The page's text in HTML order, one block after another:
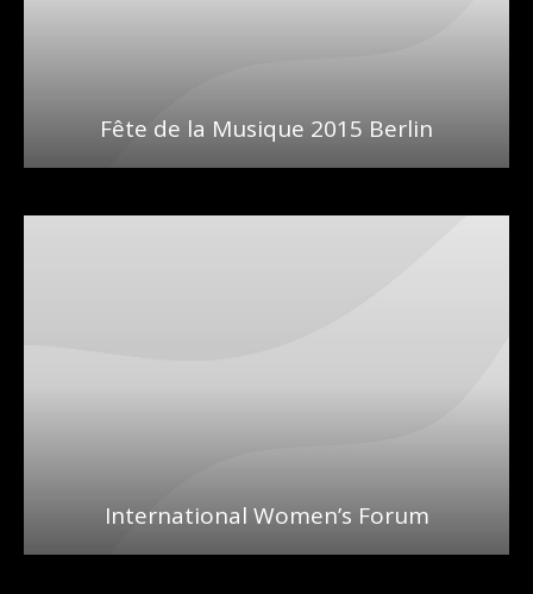
Fête de la Musique 2015 Berlin
International Women’s Forum